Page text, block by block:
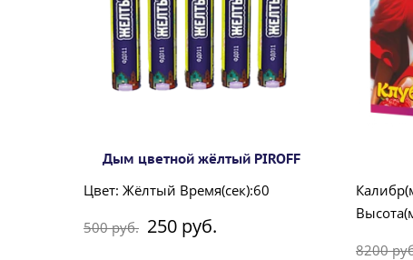
Дым цветной жёлтый PIROFF
Цвет: Жёлтый Время(сек):60
500 руб. 250 руб.
8200